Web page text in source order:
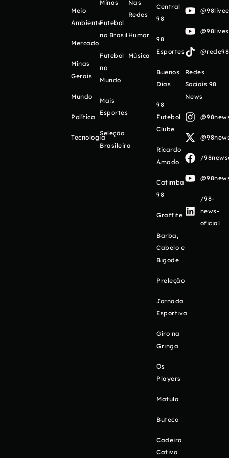
Meio
Ambiente
Mercado
Minas
Gerais
Mundo
Política
Tecnologia
Minas
Futebol
no Brasil
Futebol
no
Mundo
Mais
Esportes
Seleção
Brasileira
Nas
Redes
Humor
Música
Central
98
98
Esportes
Buenos
Días
98
Futebol
Clube
Ricardo
Amado
Catimba
98
Graffite
Barba,
Cabelo e
Bigode
Preleção
Jornada
Esportiva
Giro na
Gringa
Os
Players
Matula
Buteco
Cadeira
Cativa
Redes
Sociais 98
News
/
/98-
news-
oficial